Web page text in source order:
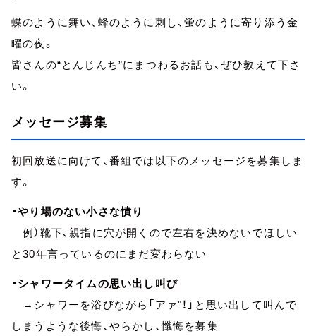
蝶のように舞い、蜂のように刺し、蛍のように寄り添う金
曜の夜。
皆さんの“とんじんち”にまつわるお話も、ぜひ教えて下さ
い。
メッセージ募集
初回放送に向けて、番組では以下のメッセージを募集しま
す。
・やり場のない小さな憤り
例）靴下、親指に穴が開くので左右を決めないでほしい
と30年言っているのにまだ変わらない
・シャワータイムの思い出し叫び
→シャワーを浴びながら「アァ"！」と思い出して叫んで
しまうような後悔、やらかし、懺悔を募集